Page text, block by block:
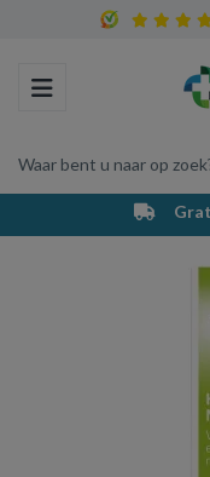
Toggle navigation
Waar bent u naar op
Winkelwagen
Uw